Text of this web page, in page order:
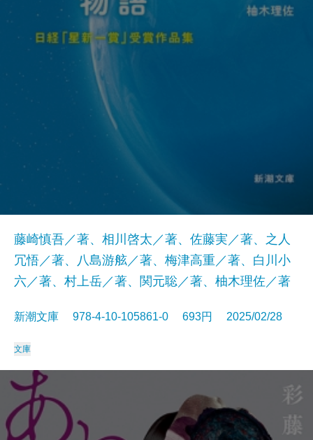
藤崎慎吾／著、相川啓太／著、佐藤実／著、之人
冗悟／著、八島游舷／著、梅津高重／著、白川小
六／著、村上岳／著、関元聡／著、柚木理佐／著
新潮文庫 978-4-10-105861-0 693円 2025/02/28
文庫